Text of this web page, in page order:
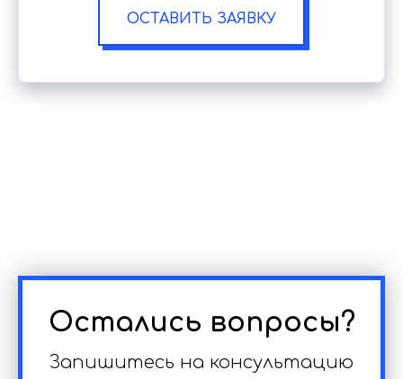
ОСТАВИТЬ ЗАЯВКУ
Остались вопросы?
Запишитесь на консультацию